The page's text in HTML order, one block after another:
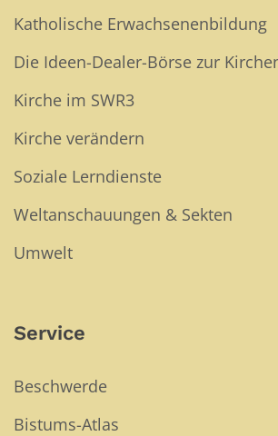
Katholische Erwachsenenbildung
Die Ideen-Dealer-Börse zur
Kirche im SWR3
Kirche verändern
Soziale Lerndienste
Weltanschauungen & Sekten
Umwelt
Service
Beschwerde
Bistums-Atlas